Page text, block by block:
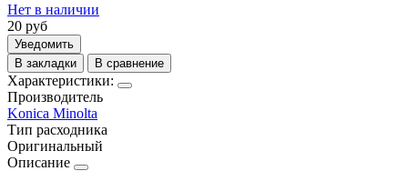
Нет в наличии
20 руб
Уведомить
В закладки
В сравнение
Характеристики:
Производитель
Konica Minolta
Тип расходника
Оригинальный
Описание